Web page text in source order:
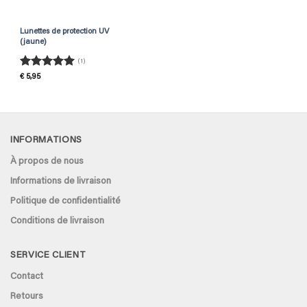
Lunettes de protection UV
(jaune)
Rated
(1)
€5,95
INFORMATIONS
À propos de nous
Informations de livraison
Politique de confidentialité
Conditions de livraison
SERVICE CLIENT
Contact
Retours